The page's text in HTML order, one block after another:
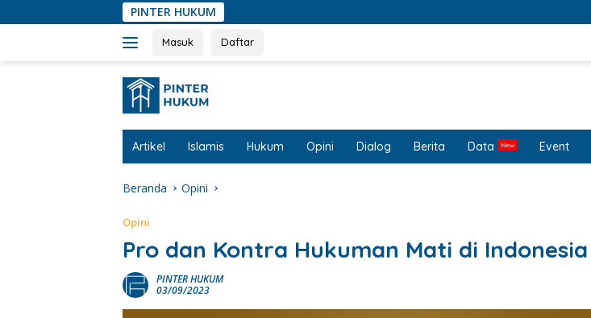
ke
PINTER HUKUM
Masuk Daftar
Artikel Islamis Hukum Opini Dialog Berita Data Event
Beranda Opini
Opini
Pro dan Kontra Hukuman Mati di Indonesia
PINTER HUKUM
03/09/2023